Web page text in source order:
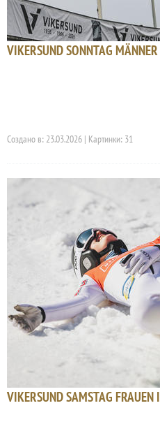
VIKERSUND SONNTAG MÄNNER
Создано в: 23.03.2026 | Картинки: 31
VIKERSUND SAMSTAG FRAUEN I